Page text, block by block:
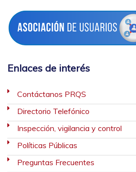
Enlaces de interés
Contáctanos PRQS
Directorio Telefónico
Inspección, vigilancia y control
Políticas Públicas
Preguntas Frecuentes